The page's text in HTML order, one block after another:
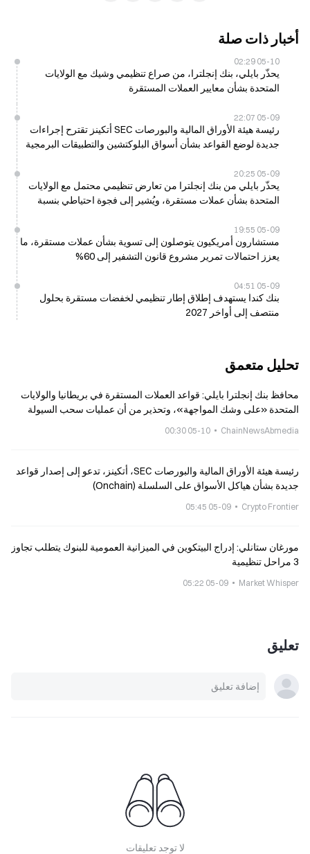
أخبار ذات صلة
05-10 02:29
يحذّر بايلي، بنك إنجلترا، من صراع تنظيمي وشيك مع الولايات
المتحدة بشأن معايير العملات المستقرة
05-09 22:07
رئيسة هيئة الأوراق المالية والبورصات SEC أتكينز تقترح إجراءات
جديدة لوضع القواعد بشأن أسواق البلوكتشين والتطبيقات البرمجية
05-09 20:25
يحذّر بايلي من بنك إنجلترا من تعارض تنظيمي محتمل مع الولايات
المتحدة بشأن عملات مستقرة، ويُشير إلى فجوة احتياطي بنسبة
05-09 19:55
مستشارون أمريكيون يتوصلون إلى تسوية بشأن عملات مستقرة، ما
يعزز احتمالات تمرير مشروع قانون التشفير إلى 60%
05-09 04:51
بنك كندا يستهدف إطلاق إطار تنظيمي لخفضات مستقرة بحلول
منتصف إلى أواخر 2027
تحليل متعمق
محافظ بنك إنجلترا بايلي: قواعد العملات المستقرة في بريطانيا والولايات
المتحدة «على وشك المواجهة»، وتحذير من أن عمليات سحب السيولة
ChainNewsAbmedia
05-10 00:30
رئيسة هيئة الأوراق المالية والبورصات SEC، أتكينز، تدعو إلى إصدار قواعد
جديدة بشأن هياكل الأسواق على السلسلة (Onchain)
Crypto Frontier
05-09 05:45
مورغان ستانلي: إدراج البيتكوين في الميزانية العمومية للبنوك يتطلب تجاوز
3 مراحل تنظيمية
Market Whisper
05-09 05:22
تعليق
لا توجد تعليقات